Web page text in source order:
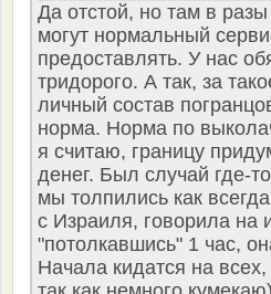
Да отстой, но там в
могут нормальный
предоставлять. У нас
тридорого. А так, за
личный состав
норма. Норма по
я считаю, границу
денег. Был случай где-
мы толпились как
с Израиля, говорила на
"потолкавшись" 1 час,
Начала кидатся на